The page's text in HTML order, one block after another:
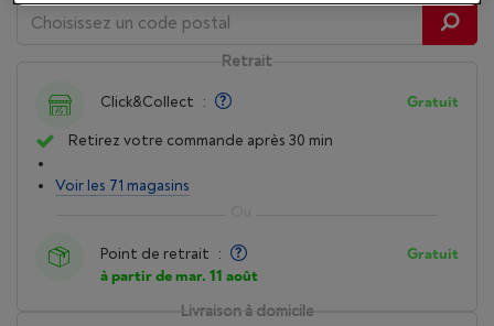
Livraison à domicile
Retrait
Click&Collect : Gratuit
Retirez votre commande après 30 min
Voir les 71 magasins
Point de retrait :
à partir de mar. 11 août
Gratuit